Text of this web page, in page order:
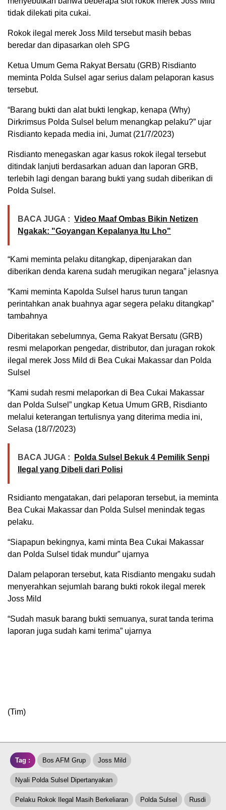
tidak dilekati pita cukai.
Rokok ilegal merek Joss Mild tersebut masih bebas
beredar dan dipasarkan oleh SPG
Ketua Umum Gema Rakyat Bersatu (GRB) Risdianto
meminta Polda Sulsel agar serius dalam pelaporan kasus
tersebut.
“Barang bukti dan alat bukti lengkap, kenapa (Why)
Dirkrimsus Polda Sulsel belum menangkap pelaku?” ujar
Risdianto kepada media ini, Jumat (21/7/2023)
Risdianto menegaskan agar kasus rokok ilegal tersebut
ditindak lanjuti berdasarkan aduan dan laporan GRB,
terlebih lagi dengan barang bukti yang sudah diberikan di
Polda Sulsel.
BACA JUGA : Video Maaf Ombas Bikin Netizen
Ngakak: "Goyangan Kepalanya Itu Lho"
“Kami meminta pelaku ditangkap, dipenjarakan dan
diberikan denda karena sudah merugikan negara” jelasnya
“Kami meminta Kapolda Sulsel harus turun tangan
perintahkan anak buahnya agar segera pelaku ditangkap”
tambahnya
Diberitakan sebelumnya, Gema Rakyat Bersatu (GRB)
resmi melaporkan pengedar, distributor, dan juragan rokok
ilegal merek Joss Mild di Bea Cukai Makassar dan Polda
Sulsel
“Kami sudah resmi melaporkan di Bea Cukai Makassar
dan Polda Sulsel” ungkap Ketua Umum GRB, Risdianto
melalui keterangan tertulisnya yang diterima media ini,
Selasa (18/7/2023)
BACA JUGA :
Polda Sulsel Bekuk 4 Pemilik Senpi
Ilegal yang Dibeli dari Polisi
Rsidianto mengatakan, dari pelaporan tersebut, ia meminta
Bea Cukai Makassar dan Polda Sulsel menindak tegas
pelaku.
“Siapapun bekingnya, kami minta Bea Cukai Makassar
dan Polda Sulsel tidak mundur” ujarnya
Dalam pelaporan tersebut, kata Risdianto mengaku sudah
menyerahkan sejumlah barang bukti rokok ilegal merek
Joss Mild
“Sudah masuk barang bukti semuanya, surat tanda terima
laporan juga sudah kami terima” ujarnya
(Tim)
Tag : Bos AFM Grup Joss Mild
Nyali Polda Sulsel Dipertanyakan
Pelaku Rokok Ilegal Masih Berkeliaran Polda Sulsel Rusdi